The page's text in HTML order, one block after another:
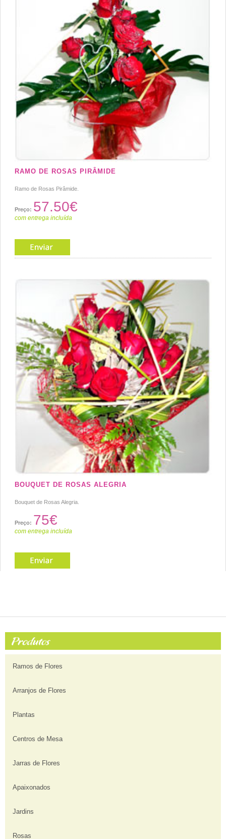
RAMO DE ROSAS PIRÂMIDE
Ramo de Rosas Pirâmide.
Preço: 57.50€
com entrega incluída
BOUQUET DE ROSAS ALEGRIA
Bouquet de Rosas Alegria.
Preço: 75€
com entrega incluída
Ramos de Flores
Arranjos de Flores
Plantas
Centros de Mesa
Jarras de Flores
Apaixonados
Jardins
Rosas